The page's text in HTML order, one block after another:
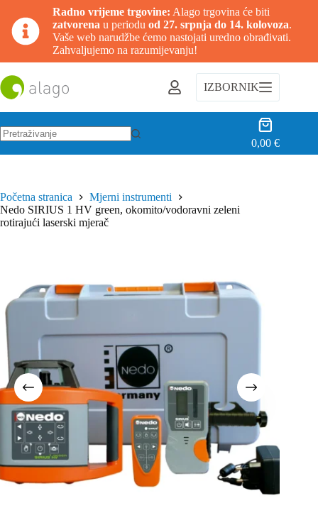
Radno vrijeme trgovine: Alago trgovina će biti
zatvorena u periodu od 27. srpnja do 14. kolovoza.
Vaše web narudžbe ćemo nastojati uredno obrađivati.
Zahvaljujemo na razumijevanju!
na
sadržaj
IZBORNIK
Košarica
0,00€
Početna stranica
Mjerni instrumenti
Nedo SIRIUS 1 HV green, okomito/vodoravni zeleni
rotirajući laserski mjerač